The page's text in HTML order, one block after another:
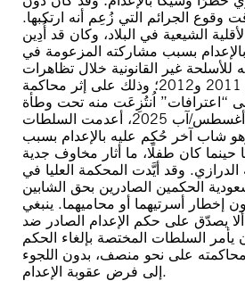
وقت وقوع الجرائم التي زُعِم أنه ارتكبها.
الشيعية في البلاد، وكان قد أُدِين
بسبب مشاركته المزعومة في
غير القانونية خلال تظاهرات
مُناهِضة للحكومة في 2011 و2012؛ وذلك على إثر محاكمة
“اعترافات” اُنتُزِعَت منه تحت وطأة
التعذيب. وفي 21 أغسطس/آب 2025، أعدمت السلطات
شاب آخر حُكِم عليه بالإعدام بسبب
حينما كان طفلًا، ما أثار مخاوف جدية
الدرازي. وقد أيَّدت المحكمة العليا في
الحكمين الصادرين بحق الشابين
إخطار أسرتيهما أو محاميهما. ينبغي
يصدّق على حكم الإعدام الصادر ضد
يأمر السلطات المختصة بإلغاء الحكم
محاكمته على نحو منصف، بدون اللجوء
إلى فرض عقوبة الإعدام.